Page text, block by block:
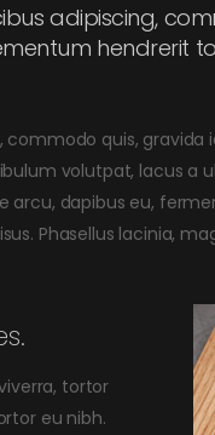
adipiscing,
hendrerit
commodo quis,
volutpat, lacus a
arcu, dapibus eu,
Phasellus lacinia,
tortor
eu nibh.